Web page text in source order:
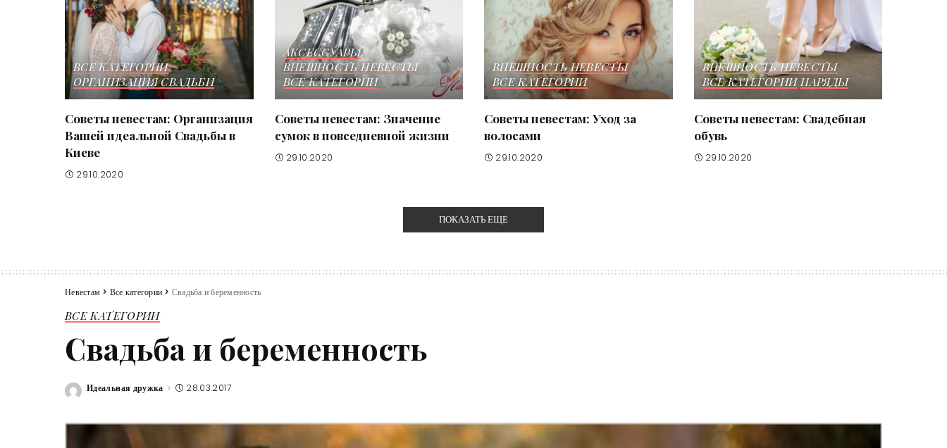
ВСЕ КАТЕГОРИИ
ОРГАНИЗАЦИЯ СВАДЬБИ
Советы невестам: Организация
Вашей идеальной Свадьбы в
Киеве
29.10.2020
АКСЕССУАРЫ
ВНЕШНОСТЬ НЕВЕСТЫ
ВСЕ КАТЕГОРИИ
Советы невестам: Значение
сумок в повседневной жизни
29.10.2020
ВНЕШНОСТЬ НЕВЕСТЫ
ВСЕ КАТЕГОРИИ
Советы невестам: Уход за
волосами
29.10.2020
ВНЕШНОСТЬ НЕВЕСТЫ
ВСЕ КАТЕГОРИИ НАРЯДЫ
Советы невестам: Свадебная
обувь
29.10.2020
ПОКАЗАТЬ ЕЩЕ
Невестам > Все категории > Свадьба и беременность
ВСЕ КАТЕГОРИИ
Свадьба и беременность
Posted
Идеальная дружка 28.03.2017